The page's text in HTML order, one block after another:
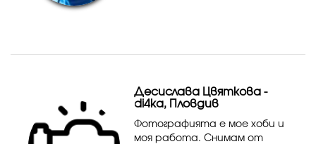
Десислава Цвяткова -
di4ka, Пловдив
Фотографията е мое хоби и
моя работа. Снимам от